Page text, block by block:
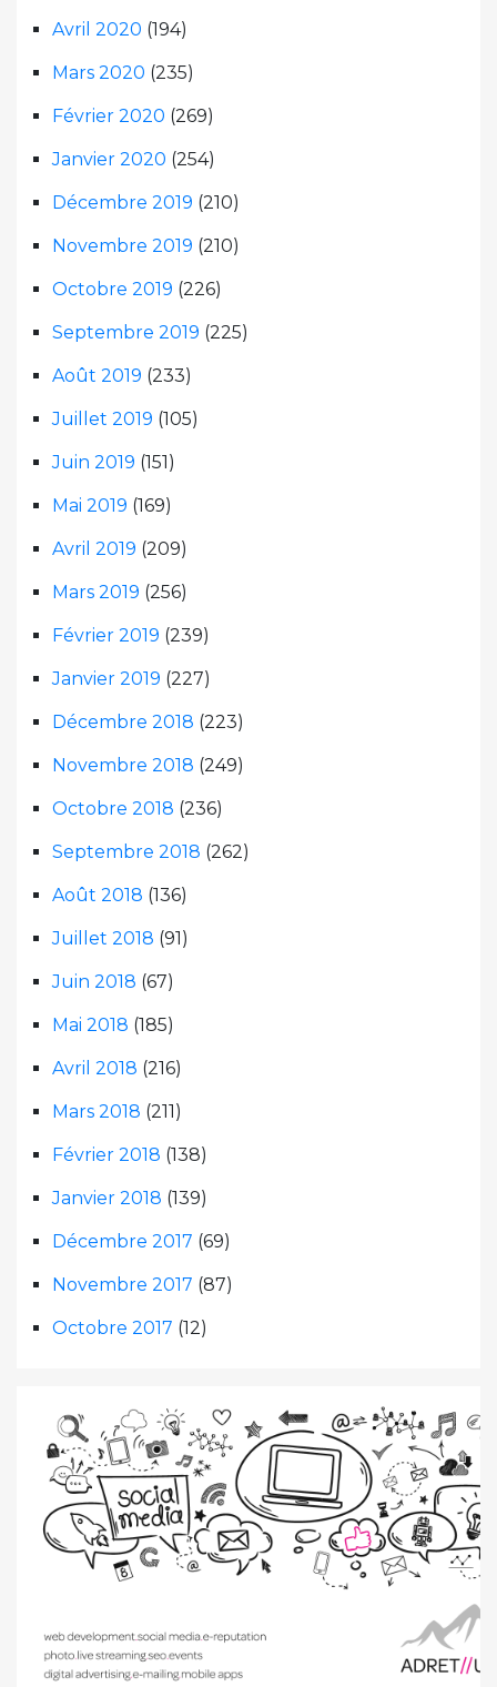
Avril 2020 (194)
Mars 2020 (235)
Février 2020 (269)
Janvier 2020 (254)
Décembre 2019 (210)
Novembre 2019 (210)
Octobre 2019 (226)
Septembre 2019 (225)
Août 2019 (233)
Juillet 2019 (105)
Juin 2019 (151)
Mai 2019 (169)
Avril 2019 (209)
Mars 2019 (256)
Février 2019 (239)
Janvier 2019 (227)
Décembre 2018 (223)
Novembre 2018 (249)
Octobre 2018 (236)
Septembre 2018 (262)
Août 2018 (136)
Juillet 2018 (91)
Juin 2018 (67)
Mai 2018 (185)
Avril 2018 (216)
Mars 2018 (211)
Février 2018 (138)
Janvier 2018 (139)
Décembre 2017 (69)
Novembre 2017 (87)
Octobre 2017 (12)